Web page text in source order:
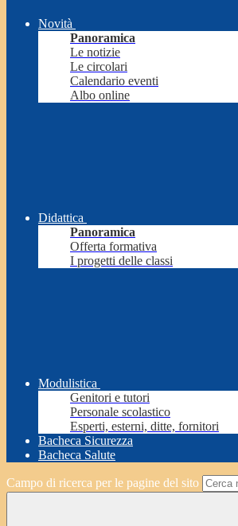
Novità
Panoramica
Le notizie
Le circolari
Calendario eventi
Albo online
Didattica
Panoramica
Offerta formativa
I progetti delle classi
Modulistica
Genitori e tutori
Personale scolastico
Esperti, esterni, ditte, fornitori
Bacheca Sicurezza
Bacheca Salute
Campo di ricerca per le pagine del sito